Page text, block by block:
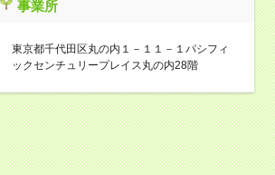
事業所
東京都千代田区丸の内１－１１－１パシフィ
ックセンチュリープレイス丸の内28階